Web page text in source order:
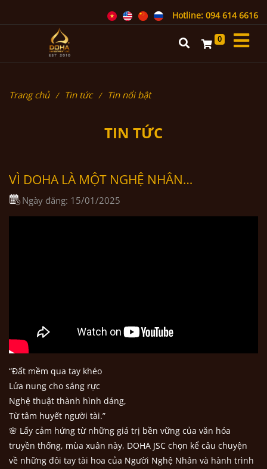
Hotline: 094 614 6616
0
Trang chủ Tin tức Tin nổi bật
TIN TỨC
VÌ DOHA LÀ MỘT NGHỆ NHÂN…
Ngày đăng: 15/01/2025
“Đất mềm qua tay khéo
Lửa nung cho sáng rực
Nghệ thuật thành hình dáng,
Từ tâm huyết người tài.”
🌸 Lấy cảm hứng từ những giá trị bền vững của văn hóa
truyền thống, mùa xuân này, DOHA JSC chọn kể câu chuyện
về những đôi tay tài hoa của Người Nghệ Nhân và hành trình